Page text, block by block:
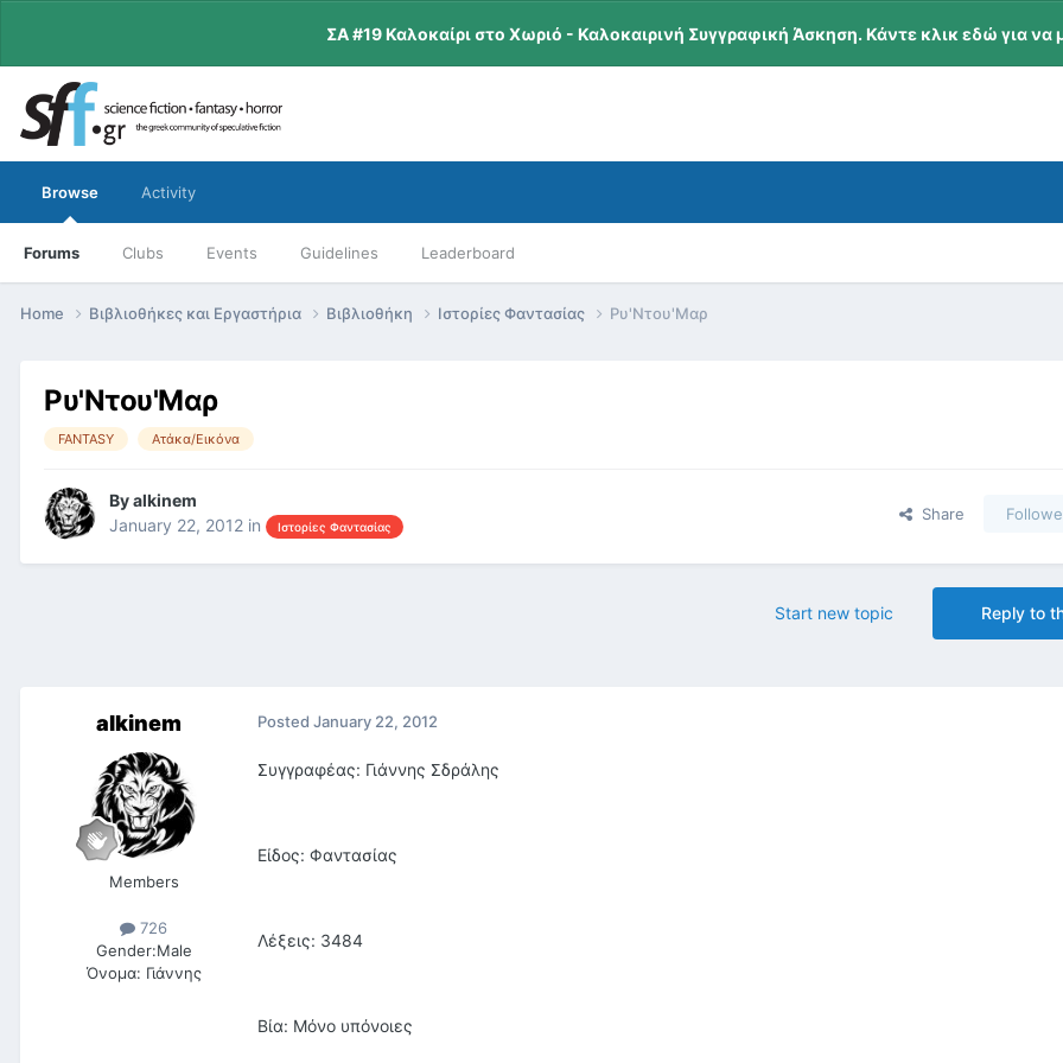
ΣΑ #19 Καλοκαίρι στο Χωριό - Καλοκαιρινή Συγγραφική Άσκηση. Κάντε κλικ εδώ για να
Browse
Forums Clubs Events Guidelines Leaderboard
Activity
Home Βιβλιοθήκες και Εργαστήρια Βιβλιοθήκη Ιστορίες Φαντασίας Ρυ'Ντου'Μαρ
Ρυ'Ντου'Μαρ
FANTASY Ατάκα/Εικόνα
Byalkinem
January 22, 2012 in Ιστορίες Φαντασίας
Share
Reply to
Start new topic
alkinem
Members
726
Gender:Male
Όνομα: Γιάννης
Posted January 22, 2012
Συγγραφέας: Γιάννης Σδράλης
Είδος: Φαντασίας
Λέξεις: 3484
Βία: Μόνο υπόνοιες